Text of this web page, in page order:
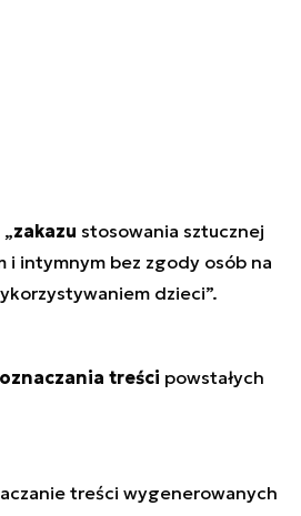
zakazu stosowania sztucznej
intymnym bez zgody osób na
dzieci”.
treści powstałych
treści wygenerowanych